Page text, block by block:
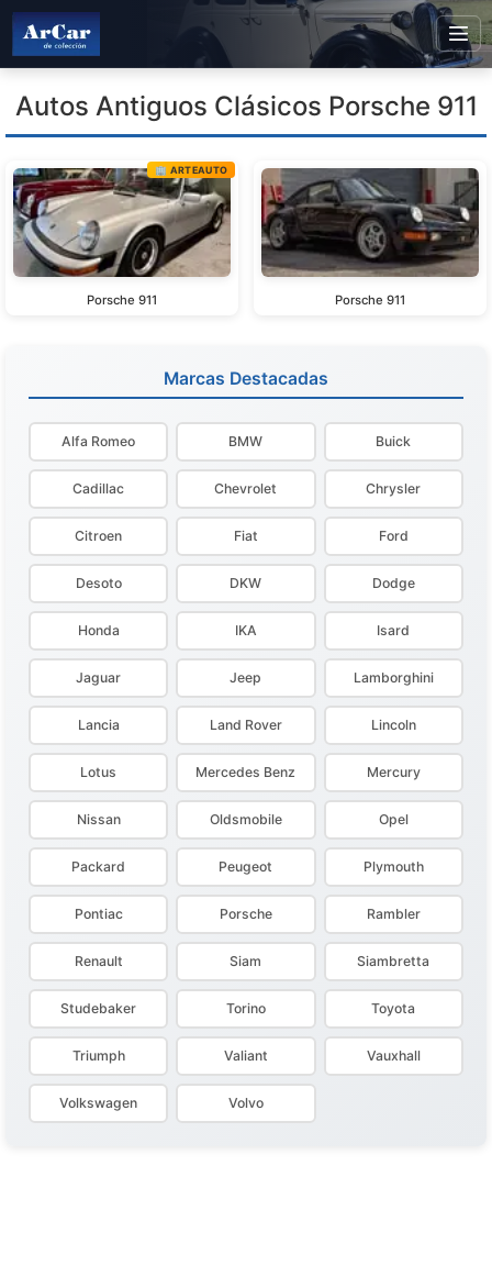
Autos Antiguos Clásicos Porsche 911
🏢 ARTEAUTO
Porsche 911 Porsche 911
Marcas Destacadas
Alfa Romeo BMW Buick
Cadillac Chevrolet Chrysler
Citroen Fiat Ford
Desoto DKW Dodge
Honda IKA Isard
Jaguar Jeep Lamborghini
Lancia Land Rover Lincoln
Lotus Mercedes Benz Mercury
Nissan Oldsmobile Opel
Packard Peugeot Plymouth
Pontiac Porsche Rambler
Renault Siam Siambretta
Studebaker Torino Toyota
Triumph Valiant Vauxhall
Volkswagen Volvo